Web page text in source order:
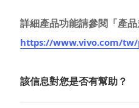
詳細產品功能請參閱「產
https://www.vivo.com/
該信息對您是否有幫助？